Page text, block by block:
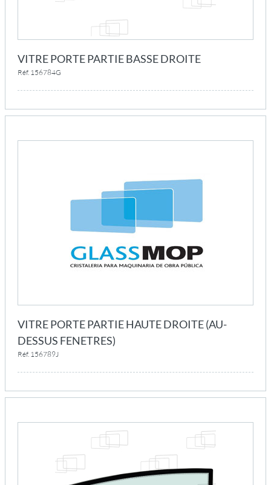
VITRE PORTE PARTIE BASSE DROITE
Réf. 156784G
VITRE PORTE PARTIE HAUTE DROITE (AU-
DESSUS FENETRES)
Réf. 156789J